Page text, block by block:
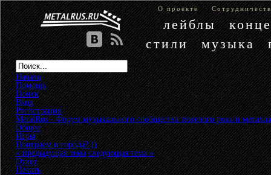
О проекте
лейблы
стили
музыка
Начало
Помощь
Поиск
Вход
Регистрация
MetalRus - Форум музыкального сообщества тяжелого рока и металла
Общее»
Игры»
Поиграем в города? ))
« предыдущая тема следующая тема »
Ответ
Печать